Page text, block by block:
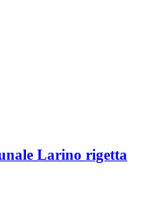
Larino rigetta